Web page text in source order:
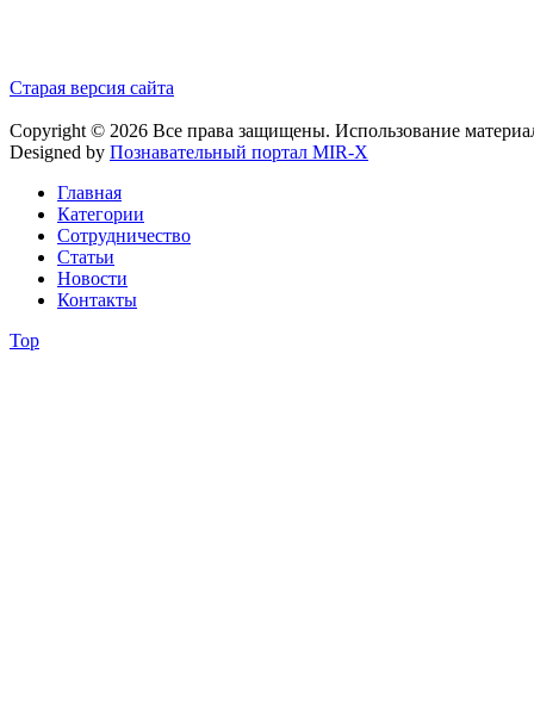
Старая версия сайта
Copyright © 2026 Все права защищены. Использование
Designed by Познавательный портал MIR-X
Главная
Категории
Сотрудничество
Статьи
Новости
Контакты
Top